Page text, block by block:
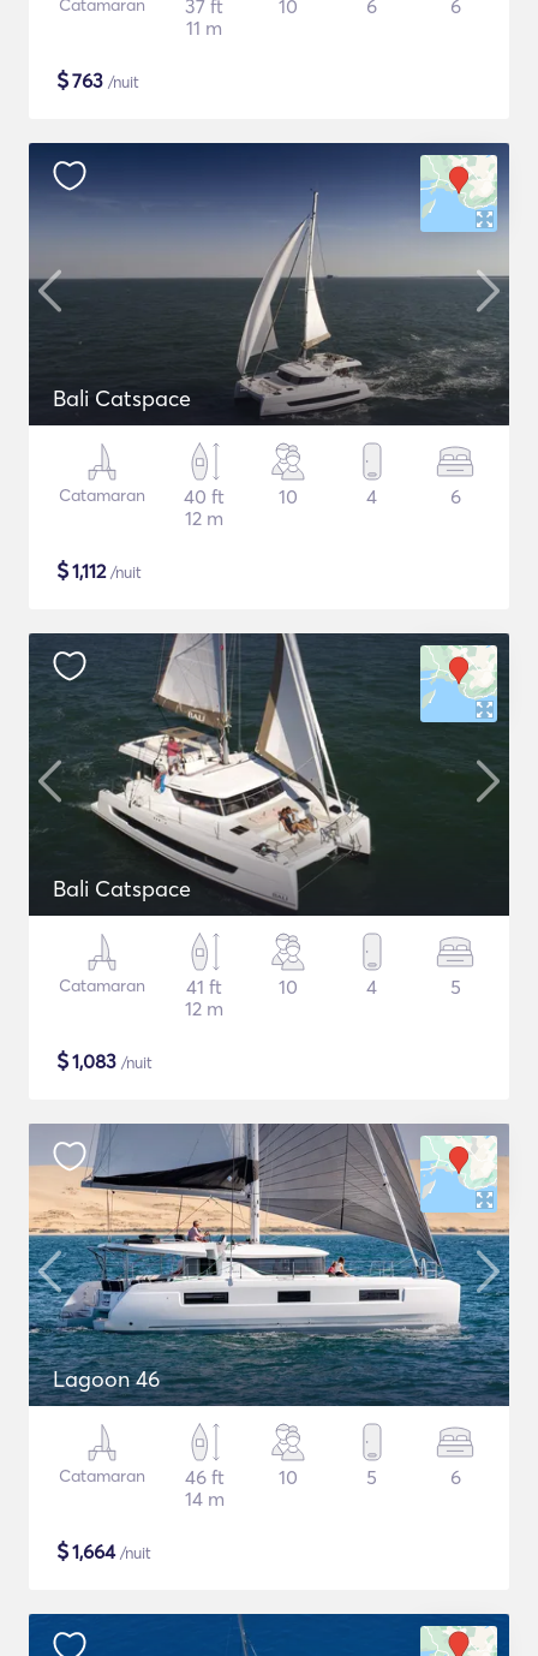
Catamaran
37 ft
11 m
10 6 6
$763 /nuit
Bali Catspace
Catamaran
40 ft
12 m
10 4 6
$1,112/nuit
Bali Catspace
Catamaran
41 ft
12 m
10 4 5
$1,083 /nuit
Lagoon 46
Catamaran
46 ft
14 m
10 5 6
$1,664/nuit